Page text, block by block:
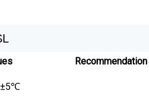
Recommendation